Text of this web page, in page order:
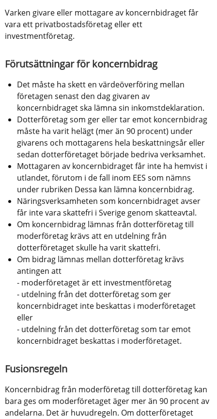
Varken givare eller mottagare av koncernbidraget får
vara ett privatbostadsföretag eller ett
investmentföretag.
Förutsättningar för koncernbidrag
Det måste ha skett en värdeöverföring mellan
företagen senast den dag givaren av
koncernbidraget ska lämna sin inkomstdeklaration.
Dotterföretag som ger eller tar emot koncernbidrag
måste ha varit helägt (mer än 90 procent) under
givarens och mottagarens hela beskattningsår eller
sedan dotterföretaget började bedriva verksamhet.
Mottagaren av koncernbidraget får inte ha hemvist i
utlandet, förutom i de fall inom EES som nämns
under rubriken Dessa kan lämna koncernbidrag.
Näringsverksamheten som koncernbidraget avser
får inte vara skattefri i Sverige genom skatteavtal.
Om koncernbidrag lämnas från dotterföretag till
moderföretag krävs att en utdelning från
dotterföretaget skulle ha varit skattefri.
Om bidrag lämnas mellan dotterföretag krävs
antingen att
- moderföretaget är ett investmentföretag
- utdelning från det dotterföretag som ger
koncernbidraget inte beskattas i moderföretaget
eller
- utdelning från det dotterföretag som tar emot
koncernbidraget beskattas i moderföretaget.
Fusionsregeln
Koncernbidrag från moderföretag till dotterföretag kan
bara ges om moderföretaget äger mer än 90 procent av
andelarna. Det är huvudregeln. Om dotterföretaget